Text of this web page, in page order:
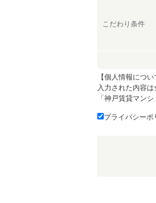
こだわり条件
【個人情報につい
入力された内容
「神戸賃貸マン
プライバシーポ